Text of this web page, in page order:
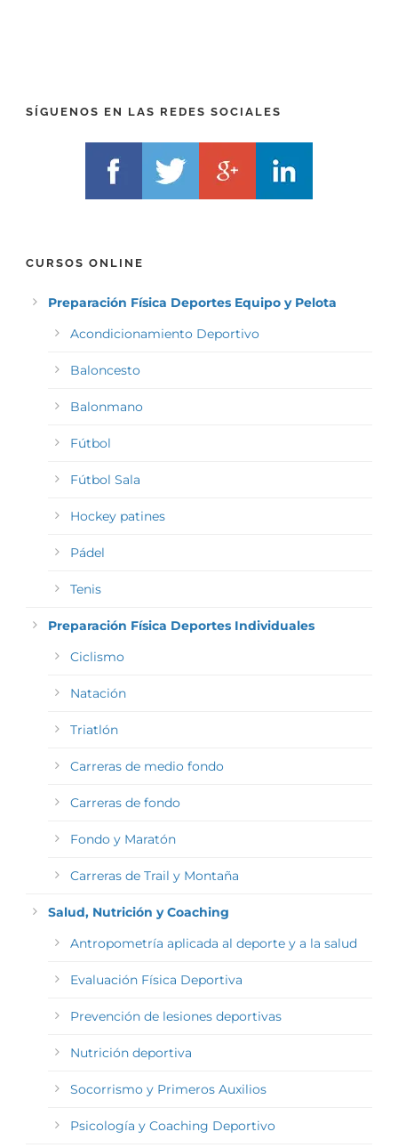
SÍGUENOS EN LAS REDES SOCIALES
CURSOS ONLINE
Preparación Física Deportes Equipo y Pelota
Acondicionamiento Deportivo
Baloncesto
Balonmano
Fútbol
Fútbol Sala
Hockey patines
Pádel
Tenis
Preparación Física Deportes Individuales
Ciclismo
Natación
Triatlón
Carreras de medio fondo
Carreras de fondo
Fondo y Maratón
Carreras de Trail y Montaña
Salud, Nutrición y Coaching
Antropometría aplicada al deporte y a la salud
Evaluación Física Deportiva
Prevención de lesiones deportivas
Nutrición deportiva
Socorrismo y Primeros Auxilios
Psicología y Coaching Deportivo